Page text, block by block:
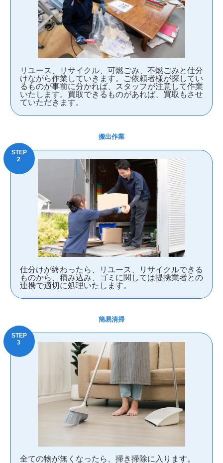
リユース、リサイクル、可燃ごみ、不燃ごみと仕分
けながら作業していきます。ご依頼者様が探してい
るものが事前に分かれば、スタッフが注意して作業
いたします。買取できるものがあれば、買取もさせ
ていただきます。
搬出作業
仕分けが終わったら、リユース、リサイクルできる
ものから、積み込み、ゴミに関しては提携業者との
連携で適切に処理いたします。
簡易清掃
全ての物が無くなったら、掃き掃除に入ります。